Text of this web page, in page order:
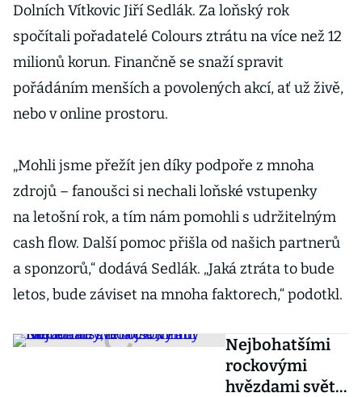
Dolních Vítkovic Jiří Sedlák. Za loňský rok
spočítali pořadatelé Colours ztrátu na více než 12
milionů korun. Finančně se snaží spravit
pořádáním menších a povolených akcí, ať už živě,
nebo v online prostoru.
„Mohli jsme přežít jen díky podpoře z mnoha
zdrojů – fanoušci si nechali loňské vstupenky
na letošní rok, a tím nám pomohli s udržitelným
cash flow. Další pomoc přišla od našich partnerů
a sponzorů,“ dodává Sedlák. „Jaká ztráta to bude
letos, bude záviset na mnoha faktorech,“ podotkl.
Nejbohatšími
rockovými
hvězdami světa